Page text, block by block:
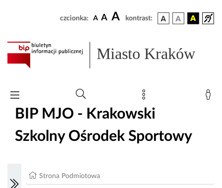
czcionka: A A A kontrast:
Miasto Kraków
BIP MJO - Krakowski
Szkolny Ośrodek Sportowy
Strona Podmiotowa